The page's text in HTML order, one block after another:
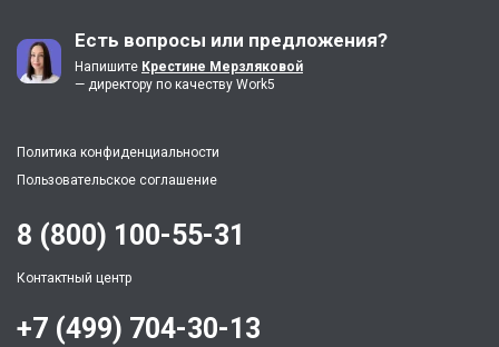
Есть вопросы или предложения?
Напишите Крестине Мерзляковой
— директору по качеству Work5
Политика конфиденциальности
Пользовательское соглашение
8 (800) 100-55-31
Контактный центр
+7 (499) 704-30-13